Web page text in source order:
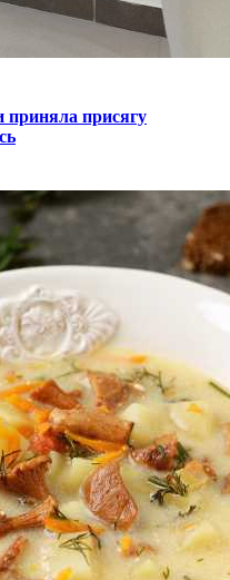
приняла присягу